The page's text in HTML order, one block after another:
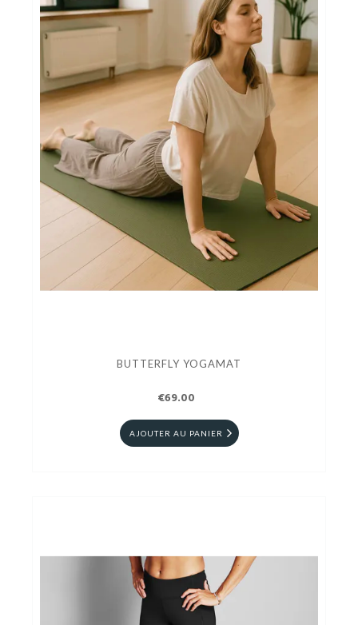
BUTTERFLY YOGAMAT
€69.00
AJOUTER AU PANIER